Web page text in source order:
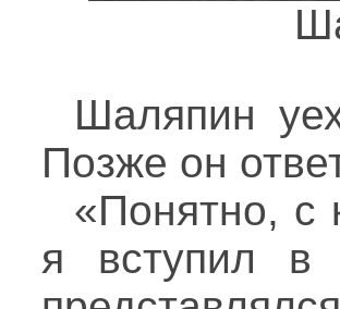
Шаляпин
Позже он
«Понятно, с
я вступил в